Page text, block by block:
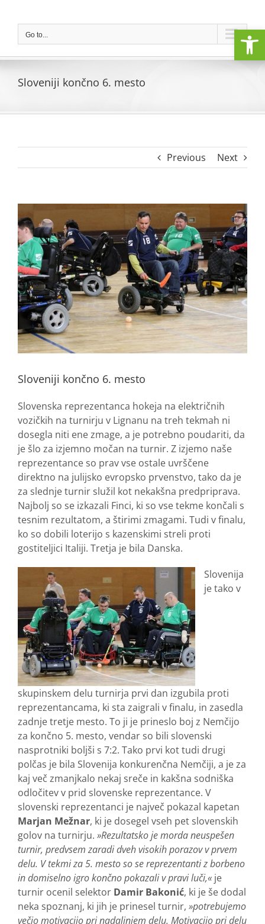
contentGo to...
Sloveniji končno 6. mesto
Previous Next
Larger
Image
Sloveniji končno 6. mesto
Slovenska reprezentanca hokeja na električnih
vozičkih na turnirju v Lignanu na treh tekmah ni
dosegla niti ene zmage, a je potrebno poudariti, da
je šlo za izjemno močan na turnir. Z izjemo naše
reprezentance so prav vse ostale uvrščene
direktno na julijsko evropsko prvenstvo, tako da je
za slednje turnir služil kot nekakšna predpriprava.
Najbolj so se izkazali Finci, ki so vse tekme končali s
tesnim rezultatom, a štirimi zmagami. Tudi v finalu,
ko so dobili loterijo s kazenskimi streli proti
gostiteljici Italiji. Tretja je bila Danska.
Slovenija
je tako v
skupinskem delu turnirja prvi dan izgubila proti
reprezentancama, ki sta zaigrali v finalu, in zasedla
zadnje tretje mesto. To ji je prineslo boj z Nemčijo
za končno 5. mesto, vendar so bili slovenski
nasprotniki boljši s 7:2. Tako prvi kot tudi drugi
polčas je bila Slovenija konkurenčna Nemčiji, a je za
kaj več zmanjkalo nekaj sreče in kakšna sodniška
odločitev v prid slovenske reprezentance. V
slovenski reprezentanci je največ pokazal kapetan
Marjan Mežnar, ki je dosegel vseh pet slovenskih
golov na turnirju. »Rezultatsko je morda neuspešen
turnir, predvsem zaradi dveh visokih porazov v prvem
delu. V tekmi za 5. mesto so se reprezentanti z borbeno
in domiselno igro končno pokazali v pravi luči,« je
turnir ocenil selektor Damir Bakonić, ki je še dodal
neka spoznanj, ki jih je prinesel turnir, »potrebujemo
večjo motivacijo pri nadaljnjem delu. Motivacijo pri delu